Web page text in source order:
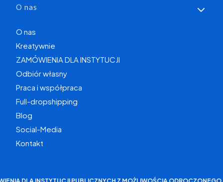
O nas
O nas
Kreatywnie
ZAMÓWIENIA DLA INSTYTUCJI
Odbiór własny
Praca i współpraca
Full-dropshipping
Blog
Social-Media
Kontakt